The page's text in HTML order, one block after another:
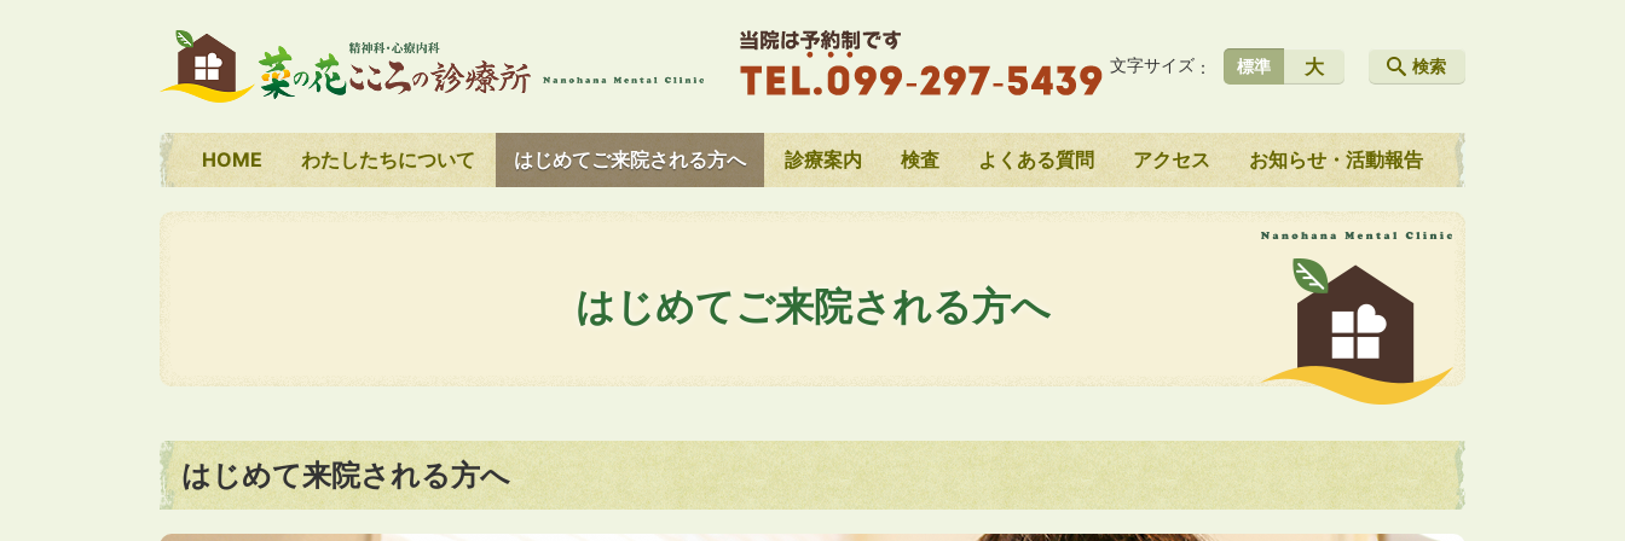
HOME わたしたちについて はじめてご来院される方へ 診療案内 検査 よくある質問 アクセス お知らせ・活動報告
検索
文字サイズ 標準 大
はじめてご来院される方へ
はじめて来院される方へ